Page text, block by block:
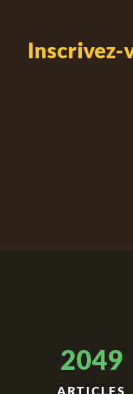
Inscrivez-
2049
ARTICLES